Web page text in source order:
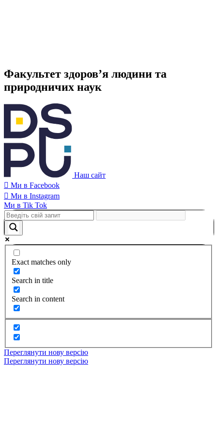
Факультет здоров’я людини та
природничих наук
Наш сайт
Ми в Facebook
Ми в Instagram
Ми в Tik Tok
Exact matches only
Search in title
Search in content
Переглянути нову версію
Переглянути нову версію